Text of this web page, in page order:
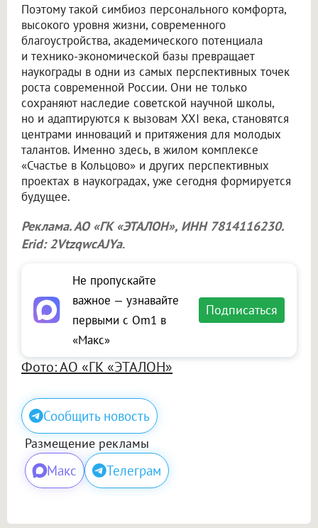
Поэтому такой симбиоз персонального комфорта,
высокого уровня жизни, современного
благоустройства, академического потенциала
и технико-экономической базы превращает
наукограды в одни из самых перспективных точек
роста современной России. Они не только
сохраняют наследие советской научной школы,
но и адаптируются к вызовам XXI века, становятся
центрами инноваций и притяжения для молодых
талантов. Именно здесь, в жилом комплексе
«Счастье в Кольцово» и других перспективных
проектах в наукоградах, уже сегодня формируется
будущее.
Реклама. АО «ГК «ЭТАЛОН», ИНН 7814116230.
Erid: 2VtzqwcAJYa.
Не пропускайте
важное — узнавайте
первыми с Om1 в
«Макс»
Подписаться
Фото: АО «ГК «ЭТАЛОН»
Сообщить новость
Размещение рекламы
Макс Телеграм